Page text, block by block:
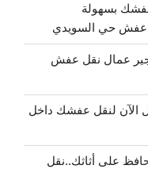
بسهولة
فقط لتاجير عمال نقل عفش
فقط..اتصل الآن لنقل عفشك داخل
بـ18%خصم حافظ على أثاثك..نقل